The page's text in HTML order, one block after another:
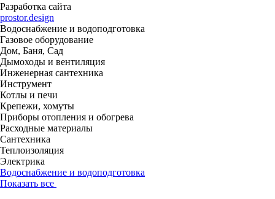
Разработка сайта
prostor.design
Водоснабжение и водоподготовка
Газовое оборудование
Дом, Баня, Сад
Дымоходы и вентиляция
Инженерная сантехника
Инструмент
Котлы и печи
Крепежи, хомуты
Приборы отопления и обогрева
Расходные материалы
Сантехника
Теплоизоляция
Электрика
Водоснабжение и водоподготовка
Показать все